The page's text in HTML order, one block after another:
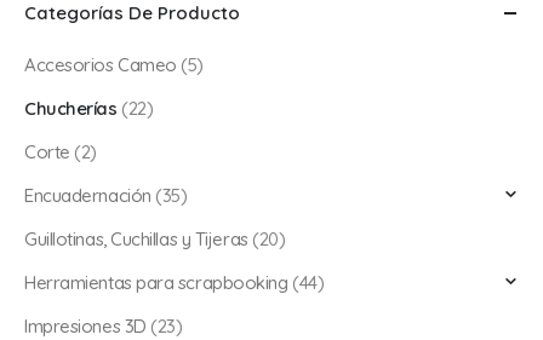
Categorías De Producto
Accesorios Cameo (5)
Chucherías (22)
Corte (2)
Encuadernación (35)
Guillotinas, Cuchillas y Tijeras (20)
Herramientas para scrapbooking (44)
Impresiones 3D (23)